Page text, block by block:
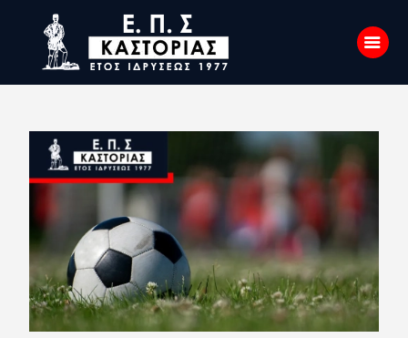
Αρχική
Σχετικά με εμάς
Επικοινωνία
Νέα
Η Ένωση
Πρωταθλήματα